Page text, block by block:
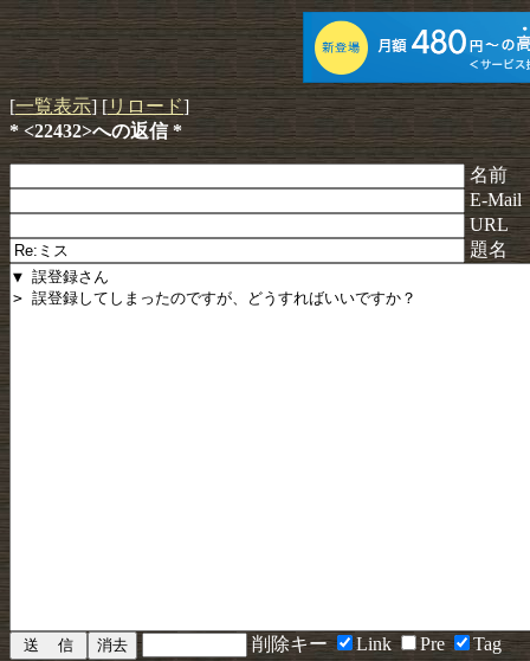
[一覧表示] [リロード]
* <22432>への返信 *
名前
E-Mail
URL
題名
削除キー Link Pre Tag